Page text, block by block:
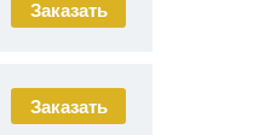
Заказать
Заказать